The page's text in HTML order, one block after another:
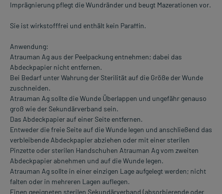
Imprägnierung pflegt die Wundränder und beugt Mazerationen vor.
Sie ist wirkstofffrei und enthält kein Paraffin.
Anwendung:
Atrauman Ag aus der Peelpackung entnehmen; dabei das
Abdeckpapier nicht entfernen.
Bei Bedarf unter Wahrung der Sterilität auf die Größe der Wunde
zuschneiden.
Atrauman Ag sollte die Wunde Überlappen und ungefähr genauso
groß wie der Sekundärverband sein.
Das Abdeckpapier auf einer Seite entfernen.
Entweder die freie Seite auf die Wunde legen und anschließend das
verbleibende Abdeckpapier abziehen oder mit einer sterilen
Pinzette oder sterilen Handschuhen Atrauman Ag vom zweiten
Abdeckpapier abnehmen und auf die Wunde legen.
Atrauman Ag sollte in einer einzigen Lage aufgelegt werden; nicht
falten oder in mehreren Lagen auflegen.
Einen geeigneten sterilen Sekundärverband (absorbierende oder